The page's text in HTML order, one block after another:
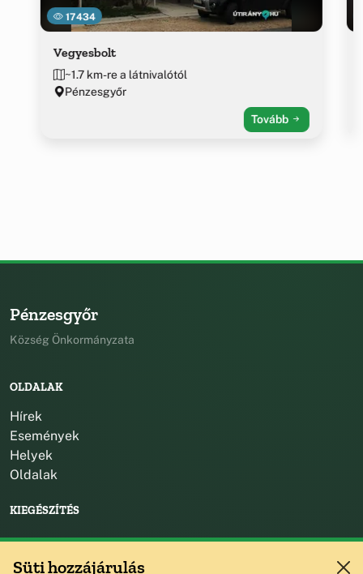
17434
Vegyesbolt
~1.7 km-re a látnivalótól
Pénzesgyőr
Tovább
Pénzesgyőr
Község Önkormányzata
OLDALAK
Hírek
Események
Helyek
Oldalak
KIEGÉSZÍTÉS
Süti hozzájárulás